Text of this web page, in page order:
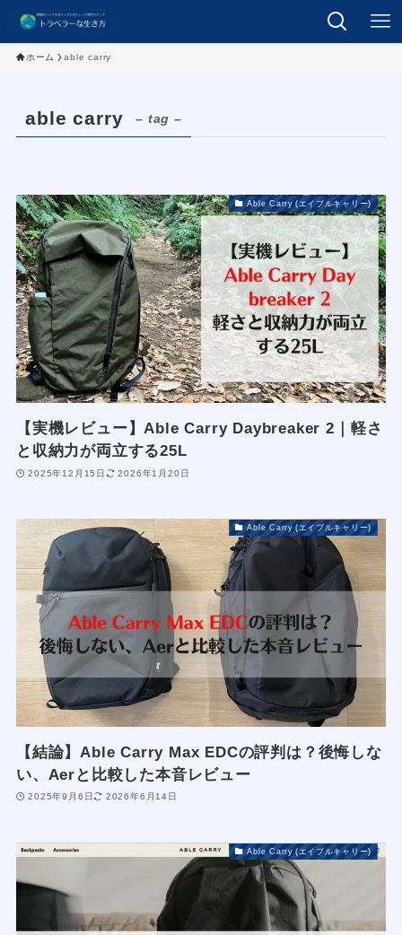
ホーム able carry
able carry – tag –
Able Carry (エイブルキャリー)
【実機レビュー】Able Carry Daybreaker 2｜軽さ
と収納力が両立する25L
2025年12月15日 2026年1月20日
Able Carry (エイブルキャリー)
【結論】Able Carry Max EDCの評判は？後悔しな
い、Aerと比較した本音レビュー
2025年9月6日 2026年6月14日
Able Carry (エイブルキャリー)